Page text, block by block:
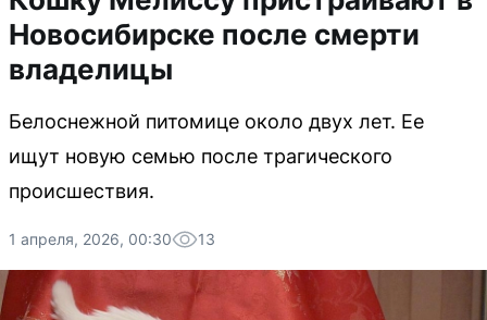
Новосибирске после смерти
владелицы
Белоснежной питомице около двух лет. Ее
ищут новую семью после трагического
происшествия.
1 апреля, 2026, 00:30 13